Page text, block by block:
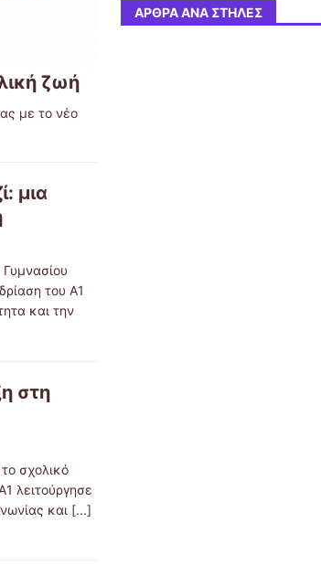
ζωή
με το νέο
μια
του Α1
και την
στη
σχολικό
λειτούργησε
και [...]
ΆΡΘΡΑ ΑΝΆ ΣΤΉΛΕΣ